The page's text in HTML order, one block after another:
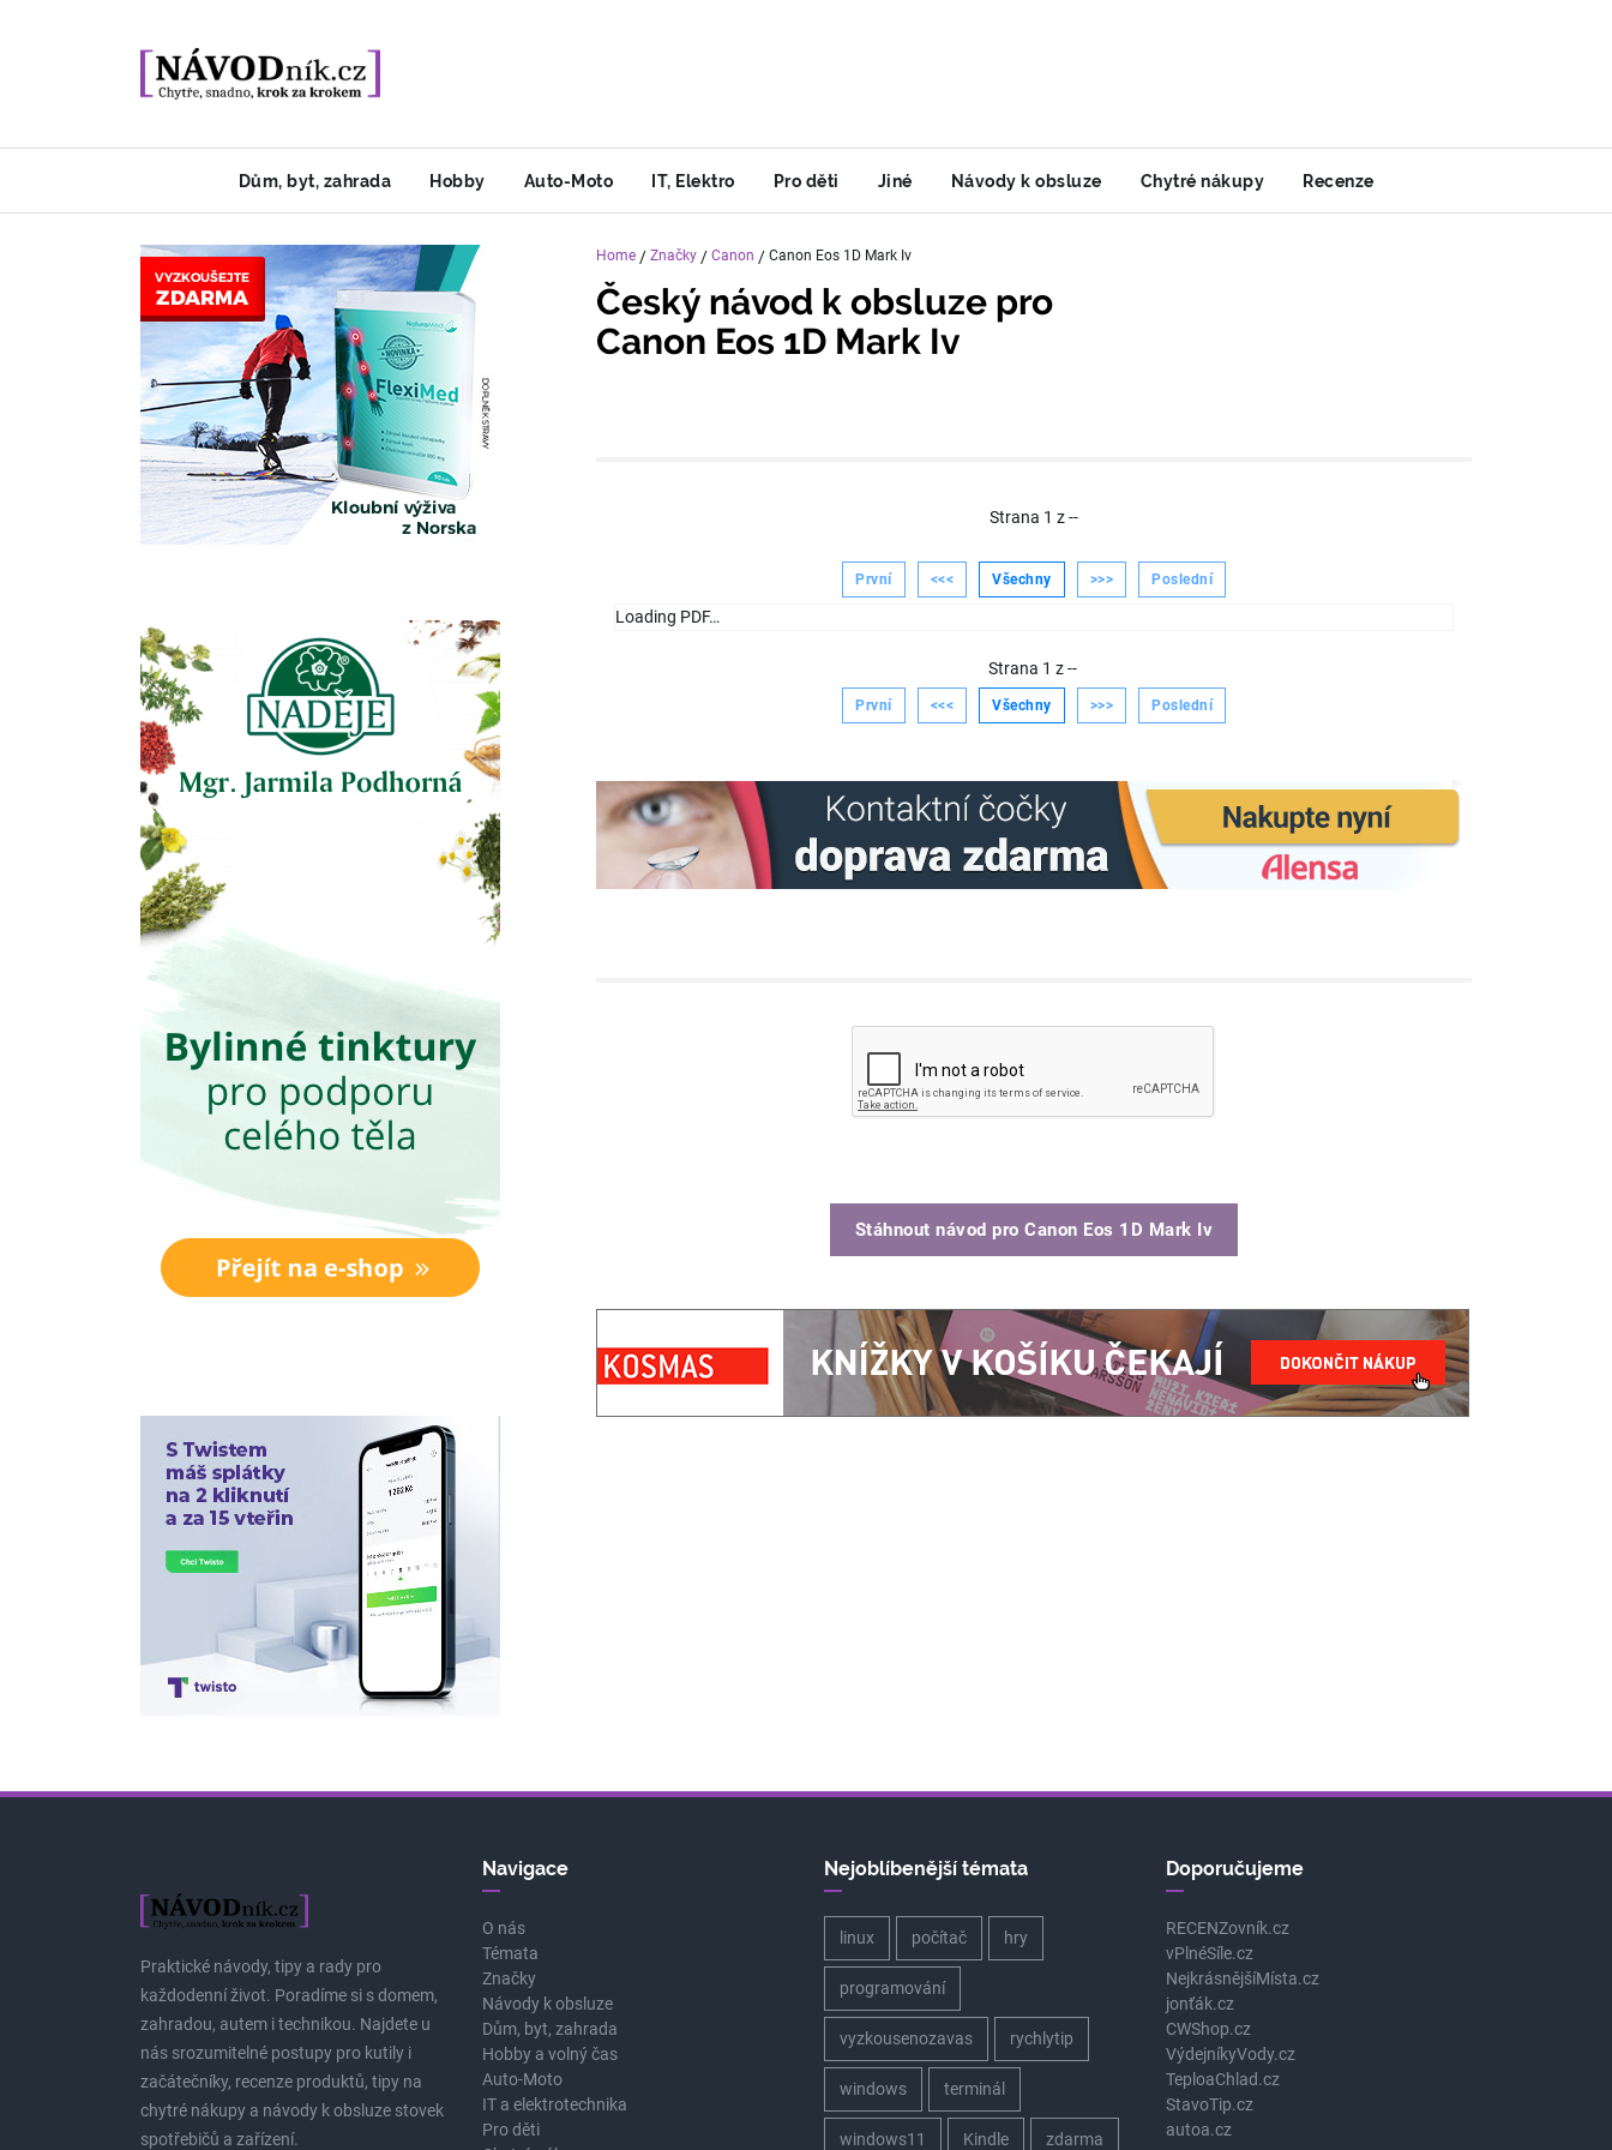
Dům, byt, zahrada Hobby Auto-Moto IT, Elektro Pro děti Jiné Návody k obsluze Chytré nákupy Recenze
Home / Značky / Canon / Canon Eos 1D Mark Iv
Český návod k obsluze pro
Canon Eos 1D Mark Iv
Strana 1 z--
První <<< Všechny >>> Poslední
Loading PDF…
Strana 1 z--
První <<< Všechny >>> Poslední
Stáhnout návod proCanon Eos 1D Mark Iv
Praktické návody, tipy a rady pro
každodenní život. Poradíme si s domem,
zahradou, autem i technikou. Najdete u
nás srozumitelné postupy pro kutily i
začátečníky, recenze produktů, tipy na
chytré nákupy a návody k obsluze stovek
spotřebičů a zařízení.
Navigace
O nás
Témata
Značky
Návody k obsluze
Dům, byt, zahrada
Hobby a volný čas
Auto-Moto
IT a elektrotechnika
Pro děti
Nejoblíbenější témata
linux počítač hry
programování
vyzkousenozavas rychlytip
windows terminál
windows11 Kindle zdarma
Doporučujeme
RECENZovník.cz
vPlnéSíle.cz
NejkrásnějšíMísta.cz
jonťák.cz
CWShop.cz
VýdejníkyVody.cz
TeploaChlad.cz
StavoTip.cz
autoa.cz